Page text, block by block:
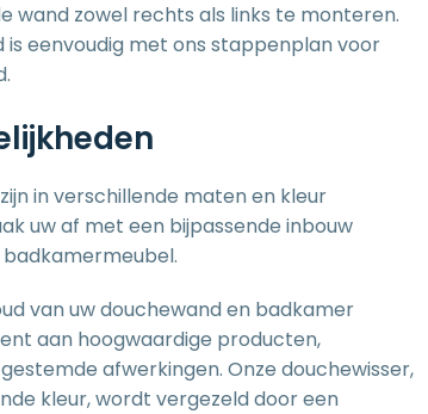
wand zowel rechts als links te monteren.
eenvoudig met ons stappenplan voor
.
in verschillende maten en kleur
uw af met een bijpassende inbouw
badkamermeubel.
van uw douchewand en badkamer
aan hoogwaardige producten,
afwerkingen. Onze douchewisser,
kleur, wordt vergezeld door een